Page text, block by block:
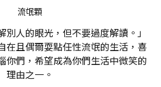
流氓顆
別人的眼光，但不要過度解讀。」
在且偶爾耍點任性流氓的生活，喜
你們，希望成為你們生活中微笑的
理由之一。